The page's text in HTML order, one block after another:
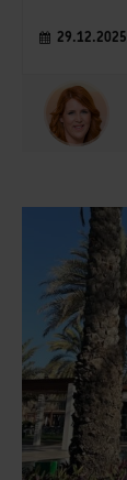
29.12.2025